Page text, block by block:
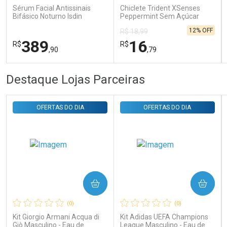
Sérum Facial Antissinais
Bifásico Noturno Isdin
R$389,90
FECHAR
Laboratório
Comprar sem Desconto
Por R$ 389,90/cada
FECHAR
Por Menos
Comprar sem Desconto
Por R$ 389,90/cada
Chiclete Trident XSenses
Peppermint Sem Açúcar
R$ 18,99
R$16,79
12% OFF
Comprar sem Desconto
Por R$ 16,79/cada
Por Menos
Comprar sem Desconto
Por R$ 16,79/cada
Destaque Lojas Parceiras
(0)
Kit Giorgio Armani Acqua di
Giò Masculino - Eau de
OFERTAS DO DIA
COMPRAR
(0)
Kit Adidas UEFA Champions
League Masculino - Eau de
OFERTAS DO DIA
COMPRAR